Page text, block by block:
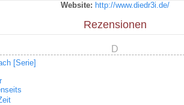
Website: http://www.diedr3i.de/
Rezensionen
D
[Serie]